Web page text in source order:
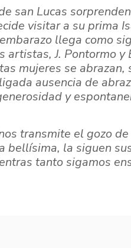
san Lucas
visitar a su prima
llega como
artistas, J. Pontormo
mujeres se
ausencia de
y
transmite el gozo
bellísima, la siguen
tanto sigamos